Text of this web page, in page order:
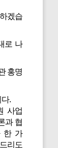
겠습
로 나
홍명
.
사업
과 협
한 가
리도